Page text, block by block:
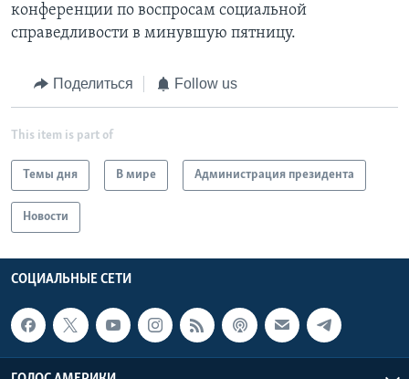
конференции по воспросам социальной
справедливости в минувшую пятницу.
Поделиться Follow us
This item is part of
Темы дня В мире Администрация президента
Новости
СОЦИАЛЬНЫЕ СЕТИ